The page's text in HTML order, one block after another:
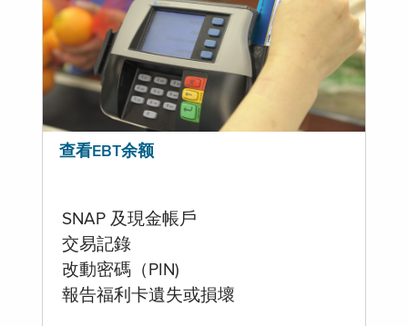
查看EBT余额
SNAP 及現金帳戶
交易記錄
改動密碼（PIN)
報告福利卡遺失或損壞